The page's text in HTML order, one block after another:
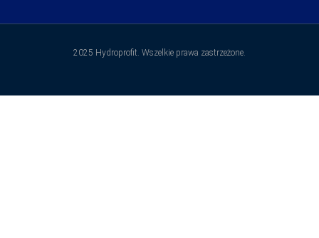
2025 Hydroprofit. Wszelkie prawa zastrzeżone.